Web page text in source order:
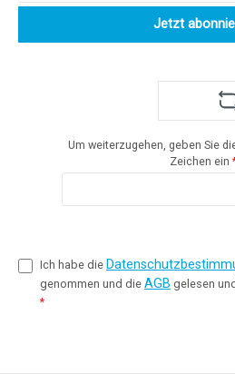
Jetzt
Um weiterzugehen, geben Sie
Zeichen ein
Ich habe die
genommen und die AGB gelesen
*